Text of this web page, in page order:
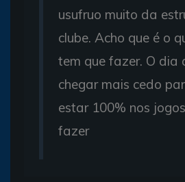
usufruo muito da
clube. Acho que é o
tem que fazer. O dia
chegar mais cedo
estar 100% nos
fazer